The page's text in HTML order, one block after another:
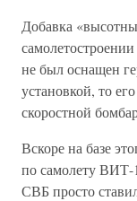
Добавка
не был оснащен
установкой, то
скоростной
Вскоре на базе
по самолету
СВБ просто